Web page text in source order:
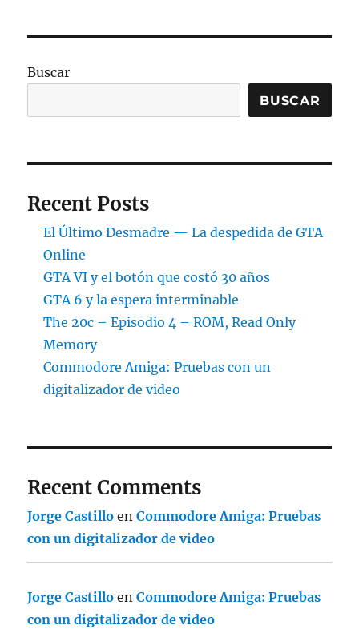
Buscar
BUSCAR
Recent Posts
El Último Desmadre — La despedida de GTA
Online
GTA VI y el botón que costó 30 años
GTA 6 y la espera interminable
The 20c – Episodio 4 – ROM, Read Only
Memory
Commodore Amiga: Pruebas con un
digitalizador de video
Recent Comments
Jorge Castillo enCommodore Amiga: Pruebas
con un digitalizador de video
Jorge Castillo enCommodore Amiga: Pruebas
con un digitalizador de video